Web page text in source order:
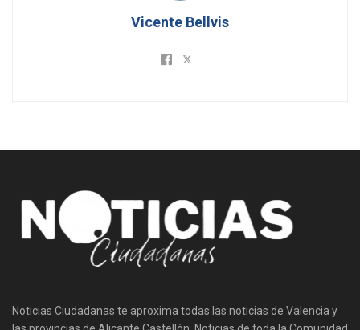
Vicente Bellvis
Noticias Ciudadanas te aproxima todas las noticias de Valencia y